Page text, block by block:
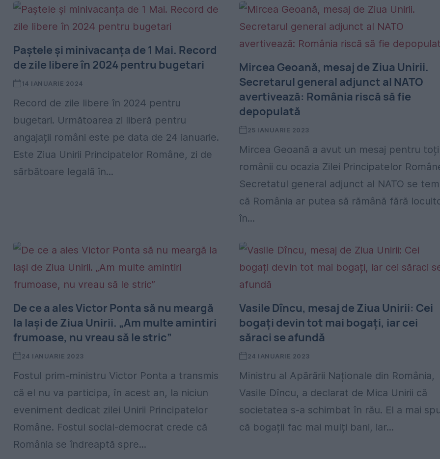
Paştele și minivacanța de 1 Mai. Record
de zile libere în 2024 pentru bugetari
14 IANUARIE 2024
Record de zile libere în 2024 pentru
bugetari. Următoarea zi liberă pentru
angajații români este pe data de 24 ianuarie.
Este Ziua Unirii Principatelor Române, zi de
sărbătoare legală în...
Mircea Geoană, mesaj de Ziua Unirii.
Secretarul general adjunct al NATO
avertivează: România riscă să fie
depopulată
25 IANUARIE 2023
Mircea Geoană a avut un mesaj pentru toți
românii cu ocazia Zilei Principatelor
Secretatul general adjunct al NATO se
că România ar putea să rămână fără
în...
De ce a ales Victor Ponta să nu meargă
la Iași de Ziua Unirii. „Am multe amintiri
frumoase, nu vreau să le stric”
24 IANUARIE 2023
Fostul prim-ministru Victor Ponta a transmis
că el nu va participa, în acest an, la niciun
eveniment dedicat zilei Unirii Principatelor
Române. Fostul social-democrat crede că
România se îndreaptă spre...
Vasile Dîncu, mesaj de Ziua Unirii: Cei
bogați devin tot mai bogați, iar cei
săraci se afundă
24 IANUARIE 2023
Ministru al Apărării Naționale din România,
Vasile Dîncu, a declarat de Mica Unirii că
societatea s-a schimbat în rău. El a mai
că bogații fac mai mulți bani, iar...